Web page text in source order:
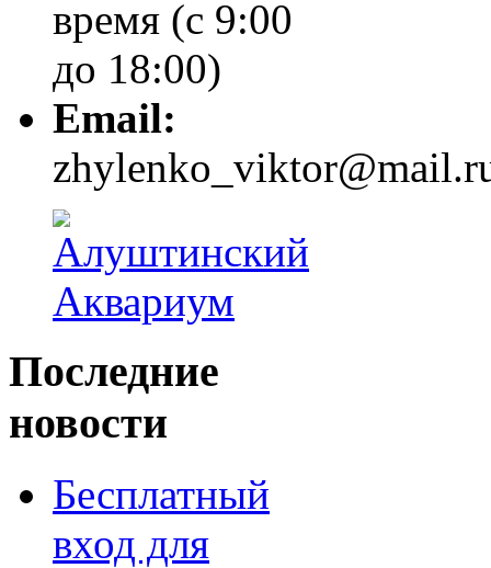
время (с 9:00
до 18:00)
Email:
Последние
новости
Бесплатный
вход для